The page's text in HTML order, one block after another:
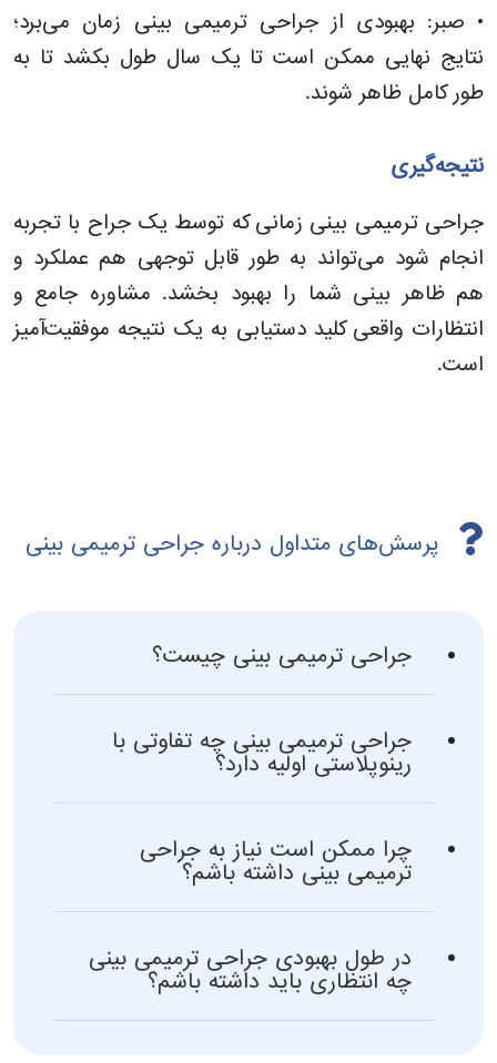
• صبر: بهبودی از جراحی ترمیمی بینی زمان می‌برد؛
نتایج نهایی ممکن است تا یک سال طول بکشد تا به
طور کامل ظاهر شوند.
نتیجه‌گیری
جراحی ترمیمی بینی زمانی که توسط یک جراح با تجربه
انجام شود می‌تواند به طور قابل توجهی هم عملکرد و
هم ظاهر بینی شما را بهبود بخشد. مشاوره جامع و
انتظارات واقعی کلید دستیابی به یک نتیجه موفقیت‌آمیز
است.
پرسش‌های متداول درباره جراحی ترمیمی بینی
جراحی ترمیمی بینی چیست؟
جراحی ترمیمی بینی چه تفاوتی با
رینوپلاستی اولیه دارد؟
چرا ممکن است نیاز به جراحی
ترمیمی بینی داشته باشم؟
در طول بهبودی جراحی ترمیمی بینی
چه انتظاری باید داشته باشم؟